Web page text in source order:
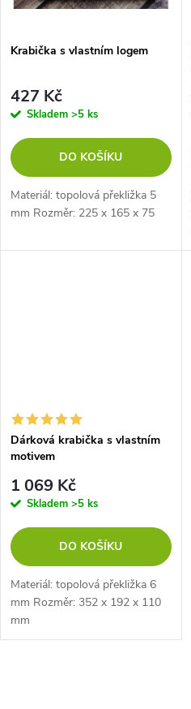
Krabička s vlastním logem
427 Kč
Skladem >5 ks
DO KOŠÍKU
Materiál: topolová překližka 5
mm Rozměr: 225 x 165 x 75
Dárková krabička s vlastním
motivem
1 069 Kč
Skladem >5 ks
DO KOŠÍKU
Materiál: topolová překližka 6
mm Rozměr: 352 x 192 x 110
mm